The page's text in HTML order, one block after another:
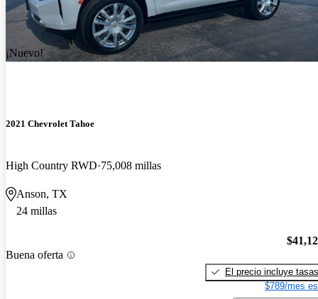
¡Nuevo!
2021 Chevrolet Tahoe
High Country RWD 75,008 millas
Anson, TX
24 millas
Buena oferta
El precio incluye tasas
$789/mes